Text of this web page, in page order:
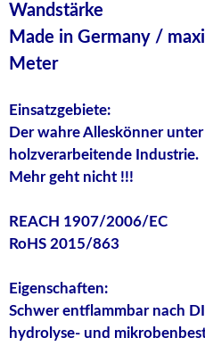
Wandstärke
Made in Germany /
Meter
Einsatzgebiete:
Der wahre Alleskönner
holzverarbeitende Industrie.
Mehr geht nicht !!!
REACH 1907/2006/EC
RoHS 2015/863
Eigenschaften:
Schwer entflammbar nach
hydrolyse- und